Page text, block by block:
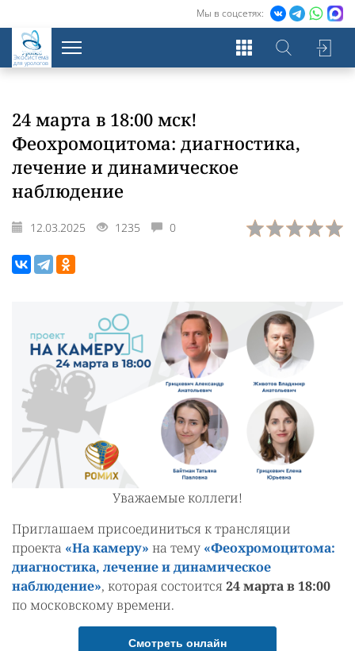
Мы в соцсетях:
Экосистема
для урологов
24 марта в 18:00 мск!
Феохромоцитома: диагностика,
лечение и динамическое
наблюдение
12.03.2025 1235 0
Уважаемые коллеги!
Приглашаем присоединиться к трансляции
проекта «На камеру» на тему «Феохромоцитома:
диагностика, лечение и динамическое
наблюдение», которая состоится24 марта в 18:00
по московскому времени.
Смотреть онлайн